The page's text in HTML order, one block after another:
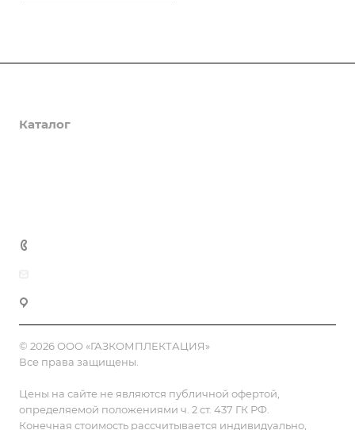
Каталог
© 2026 ООО «ГАЗКОМПЛЕКТАЦИЯ»
Все права защищены.
Цены на сайте не являются публичной офертой,
определяемой положениями ч. 2 ст. 437 ГК РФ.
Конечная стоимость рассчитывается индивидуально,